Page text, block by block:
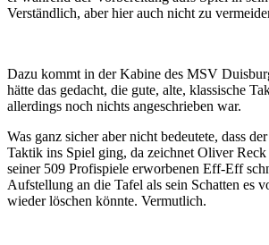
Verständlich, aber hier auch nicht zu
Dazu kommt in der Kabine des MSV
hätte das gedacht, die gute, alte, klassische
allerdings noch nichts angeschrieben war.
Was ganz sicher aber nicht bedeutete, dass
Taktik ins Spiel ging, da zeichnet Oliver
seiner 509 Profispiele erworbenen Eff-Eff
Aufstellung an die Tafel als sein Schatten es
wieder löschen könnte. Vermutlich.